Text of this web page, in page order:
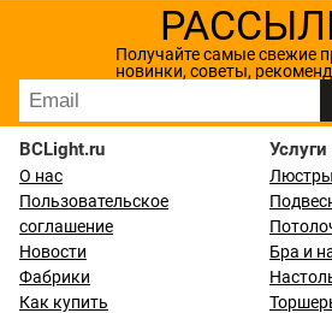
Получайте самые свежие
новинки, советы,
BCLight.ru
О нас
Пользовательское
соглашение
Новости
Фабрики
Как купить
Люстры
Бра и